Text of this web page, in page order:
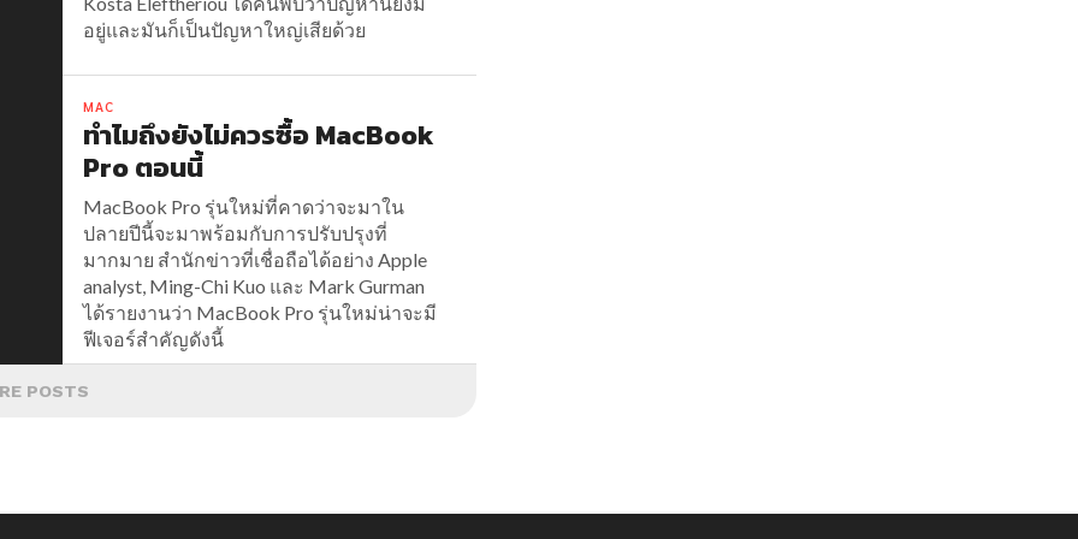
อยู่และมันก็เป็นปัญหาใหญ่เสียด้วย
MAC
ทำไมถึงยังไม่ควรซื้อ MacBook
Pro ตอนนี้
MacBook Pro รุ่นใหม่ที่คาดว่าจะมาใน
ปลายปีนี้จะมาพร้อมกับการปรับปรุงที่
มากมาย สำนักข่าวที่เชื่อถือได้อย่าง Apple
analyst, Ming-Chi Kuo และ Mark Gurman
ได้รายงานว่า MacBook Pro รุ่นใหม่น่าจะมี
ฟีเจอร์สำคัญดังนี้
POSTS